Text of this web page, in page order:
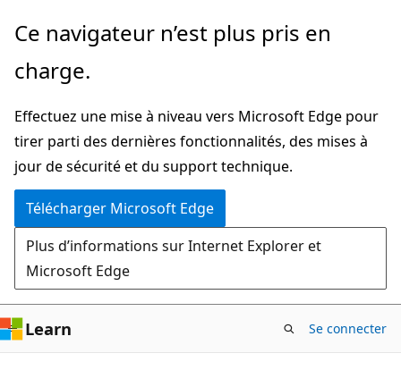
Passer
directement
au
principal
Ce navigateur n’est plus pris en
charge.
Effectuez une mise à niveau vers Microsoft Edge pour
tirer parti des dernières fonctionnalités, des mises à
jour de sécurité et du support technique.
Télécharger Microsoft Edge
Plus d’informations sur Internet Explorer et
Microsoft Edge
Learn Se connecter